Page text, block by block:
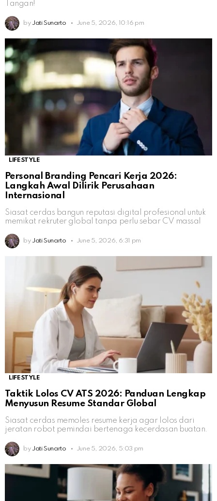
Tangan!
by Jati Sunarto June 5, 2026, 10:16 pm
LIFESTYLE
Personal Branding Pencari Kerja 2026:
Langkah Awal Dilirik Perusahaan
Internasional
Siasat cerdas bangun reputasi digital profesional untuk
memikat rekruter global tanpa perlu sebar CV massal
by Jati Sunarto June 5, 2026, 6:31 pm
LIFESTYLE
Taktik Lolos CV ATS 2026: Panduan Lengkap
Menyusun Resume Standar Global
Siasat cerdas memoles resume kerja agar lolos dari
jeratan robot pemindai bertenaga kecerdasan buatan.
by Jati Sunarto June 5, 2026, 5:03 pm